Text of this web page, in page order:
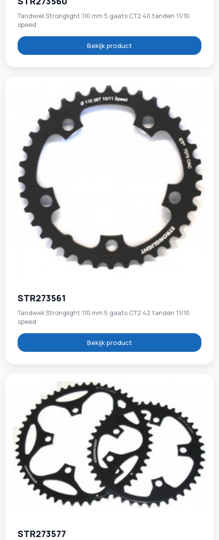
Tandwiel Stronglight 110 mm 5 gaats CT2 40 tanden 11/10
speed
Bekijk product
STR273561
Tandwiel Stronglight 110 mm 5 gaats CT2 42 tanden 11/10
speed
Bekijk product
STR273577